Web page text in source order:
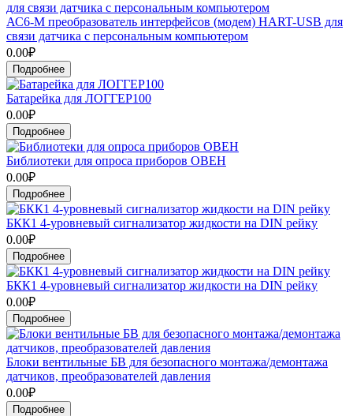
АС6-М преобразователь интерфейсов (модем) HART-USB для
связи датчика с персональным компьютером
0.00₽
Подробнее
Батарейка для ЛОГГЕР100
0.00₽
Подробнее
Библиотеки для опроса приборов ОВЕН
0.00₽
Подробнее
БКК1 4-уровневый сигнализатор жидкости на DIN рейку
0.00₽
Подробнее
БКК1 4-уровневый сигнализатор жидкости на DIN рейку
0.00₽
Подробнее
Блоки вентильные БВ для безопасного монтажа/демонтажа
датчиков, преобразователей давления
0.00₽
Подробнее